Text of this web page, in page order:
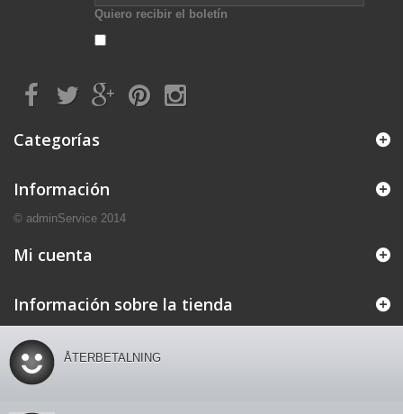
Quiero recibir el boletín
Categorías
Información
© adminService 2014
Mi cuenta
Información sobre la tienda
ÅTERBETALNING